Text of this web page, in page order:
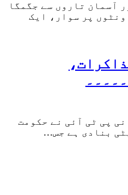
آسمان تاروں سے جگمگا
پر سوار، ایک
پی ٹی آئی نے حکومت
بنادی ہے جس…